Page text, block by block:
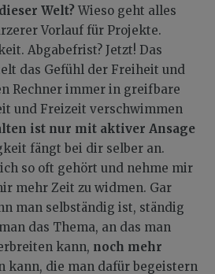
Welt?Wieso geht alles
Vorlauf für Projekte.
Abgabefrist? Jetzt! Das
das Gefühl der Freiheit und
Rechner immer in greifbare
und Freizeit verschwimmen
ist nur mit aktiver Ansage
fängt bei dir selber an.
so oft gehört und nehme mir
mehr Zeit zu widmen. Gar
man selbständig ist, ständig
das Thema, an das man
kann, noch mehr
kann, die man dafür begeistern